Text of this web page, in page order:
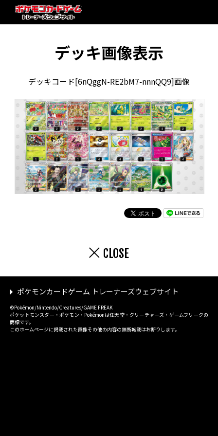
デッキ画像表示
デッキコード[6nQggN-RE2bM7-nnnQQ9]画像
CLOSE
ポケモンカードゲーム トレーナーズウェブサイト
©Pokémon/Nintendo/Creatures/GAME FREAK
ポケットモンスター・ポケモン・Pokémonは任天堂・クリーチャーズ・ゲームフリークの
商標です。
このホームページに掲載された画像その他の内容の無断転載はお断りします。